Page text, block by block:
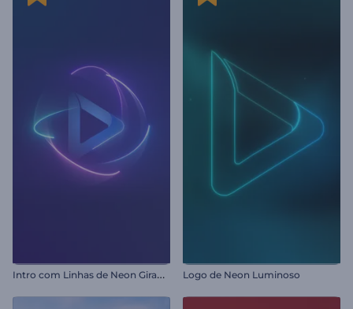
I
ntro com Linhas de Neon Girando Logo de Neon Luminoso